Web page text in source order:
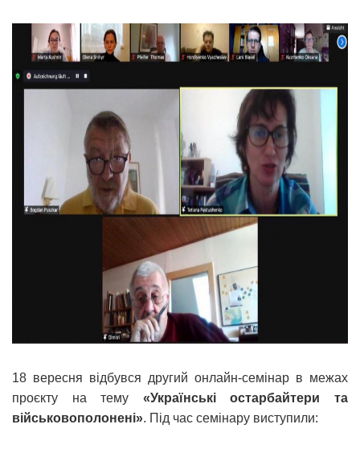
18 вересня відбувся другий онлайн-семінар в межах
проєкту на тему «Українські остарбайтери та
військовополонені». Під час семінару виступили: